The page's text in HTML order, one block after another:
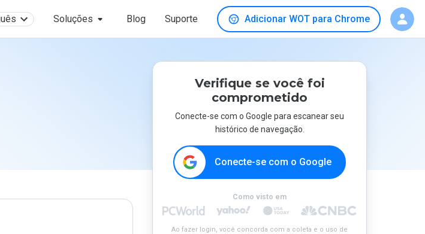
Soluções Blog Suporte Adicionar WOT para Chrome
Verifique se você foi
comprometido
Conecte-se com o Google para escanear seu
histórico de navegação.
Conecte-se com o Google
Como visto em
Ao fazer login, você concorda com a coleta e o uso de